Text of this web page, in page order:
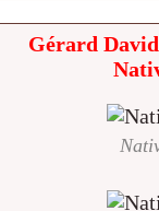
Gérard